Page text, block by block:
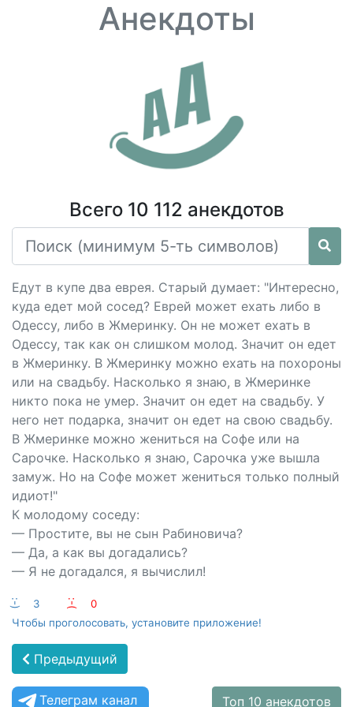
Анекдоты
Всего 10 112 анекдотов
Едут в купе два еврея. Старый думает: "Интересно,
куда едет мой сосед? Еврей может ехать либо в
Одессу, либо в Жмеринку. Он не может ехать в
Одессу, так как он слишком молод. Значит он едет
в Жмеринку. В Жмеринку можно ехать на похороны
или на свадьбу. Насколько я знаю, в Жмеринке
никто пока не умер. Значит он едет на свадьбу. У
него нет подарка, значит он едет на свою свадьбу.
В Жмеринке можно жениться на Софе или на
Сарочке. Насколько я знаю, Сарочка уже вышла
замуж. Но на Софе может жениться только полный
идиот!"
К молодому соседу:
— Простите, вы не сын Рабиновича?
— Да, а как вы догадались?
— Я не догадался, я вычислил!
:-) 3 :-(
0
Чтобы проголосовать, установите приложение!
Предыдущий
Телеграм канал Топ 10 анекдотов